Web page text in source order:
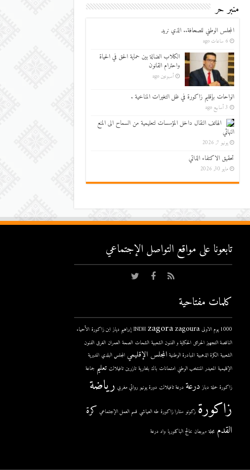
منبر حر
المجلس الوطني للصحافة.. الذي نريد
6 ساعات ago
الكلاب الضالة بين حماية الحق في الحياة
واحترام القانون
أسبوعين ago
الواحات بإقليم زاكورة في ظل التغيرات المناخية .
3 أسابيع ago
الهاتف النقال داخل المؤسسات لتعليمية من السماح الى المنع
النهائي
يونيو 7, 2026
تحقيق الاكتفاء الذاتي
مايو 30, 2026
تابعونا على مواقع التواصل اﻹجتماعي
كلمات مفتاحية
1000 يوم الاولى INDH zagorazagoura إبراهيم دياز ابن زاكورة الأحياء
الناقصة التجهيز الحرائق الحكاية و الفنون الشعبية الشحات الصحة العمران الغرق الفنون
الشعبية الكرة الذهبية المبادرة الوطنية المجلس الإقليمي المجلس البلدي المديرية
الإقليمية المعيدر المنتخب الوطني امتحانات باك بلغارية تازرين تافيلالت تعليم جماعة
زاكورة حملة دباز درعة درعة تافيلالت دورة يونيو روائي مغربي رياضة
زاكورة زكونو ستارا زاكورة طه العياشي قسم العمل الإجتماعي كرة
القدم مجلة مهرجان نتائج الباكلوريا واد درعة